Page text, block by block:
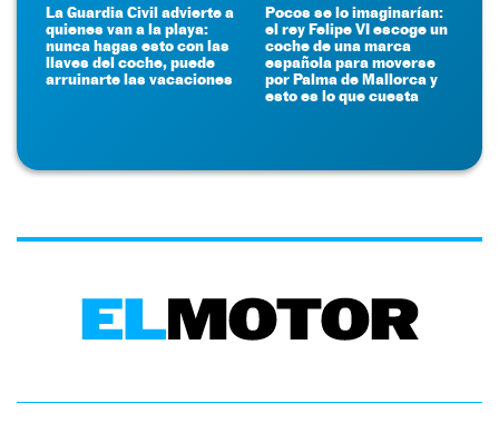
La Guardia Civil advierte a
quienes van a la playa:
nunca hagas esto con las
llaves del coche, puede
arruinarte las vacaciones
Pocos se lo imaginarían:
el rey Felipe VI escoge un
coche de una marca
española para moverse
por Palma de Mallorca y
esto es lo que cuesta